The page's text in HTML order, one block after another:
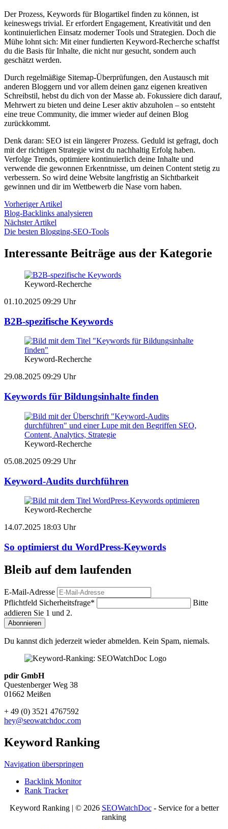
Der Prozess, Keywords für Blogartikel finden zu können, ist
keineswegs trivial. Er erfordert Engagement, Kreativität und den
kontinuierlichen Einsatz moderner Tools und Strategien. Doch die
Mühe lohnt sich: Mit einer fundierten Keyword-Recherche schaffst
du die Basis für Inhalte, die nicht nur gesucht, sondern auch
geschätzt werden.
Durch regelmäßige Sitemap-Überprüfungen, den Austausch mit
anderen Bloggern und vor allem deinen ganz eigenen kreativen
Schreibstil, hebst du dich von der Masse ab. Fokussiere dich darauf,
Mehrwert zu bieten und deine Leser aktiv abzuholen – so entsteht
eine treue Community, die immer wieder auf deinen Blog
zurückkommt.
Denk daran: SEO ist ein längerer Prozess. Geduld ist gefragt, doch
mit der richtigen Strategie wirst du nachhaltig Erfolg haben.
Verfolge Trends, optimiere kontinuierlich deine Inhalte und
verwende die gewonnen Erkenntnisse, um deinen Content stetig zu
verbessern. So wird deine Website langfristig an Sichtbarkeit
gewinnen und dir im Wettbewerb die Nase vorn haben.
Vorheriger Artikel
Blog-Backlinks analysieren
Nächster Artikel
Die besten Blogging-SEO-Tools
Interessante Beiträge aus der Kategorie
Keyword-Recherche
01.10.2025 09:29 Uhr
B2B-spezifische Keywords
Keyword-Recherche
29.08.2025 09:29 Uhr
Keywords für Bildungsinhalte finden
Keyword-Recherche
05.08.2025 09:29 Uhr
Keyword-Audits durchführen
Keyword-Recherche
14.07.2025 18:03 Uhr
So optimierst du WordPress-Keywords
Bleib auf dem laufenden
E-Mail-Adresse
Pflichtfeld Sicherheitsfrage*
Bitte
addieren Sie 1 und 2.
Abonnieren
Du kannst dich jederzeit wieder abmelden. Kein Spam, niemals.
pdir GmbH
Questenberger Weg 38
01662 Meißen
+ 49 (0) 3521 4767592
hey@seowatchdoc.com
Keyword Ranking
Navigation überspringen
Backlink Monitor
Rank Tracker
Keyword Ranking | © 2026 SEOWatchDoc- Service for a better
ranking